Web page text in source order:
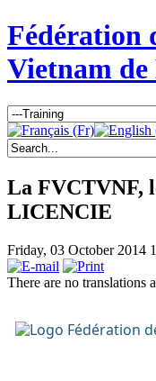
Fédération
Vietnam de
La FVCTVNF,
LICENCIE
Friday, 03 October 2014
There are no translations